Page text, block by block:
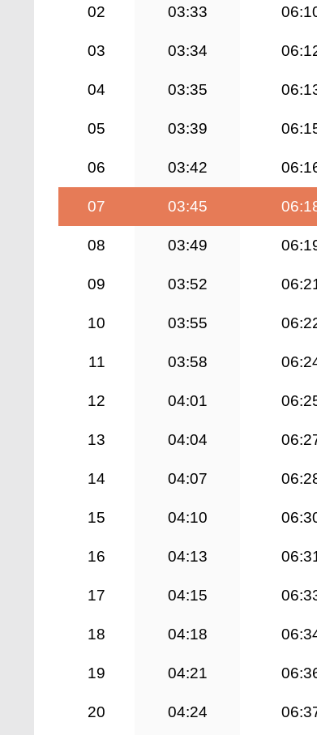
02 03:33
03 03:34
04 03:35
05 03:39
06 03:42
07 03:45
08 03:49
09 03:52
10 03:55
11 03:58
12 04:01
13 04:04
14 04:07
15 04:10
16 04:13
17 04:15
18 04:18
19 04:21
20 04:24